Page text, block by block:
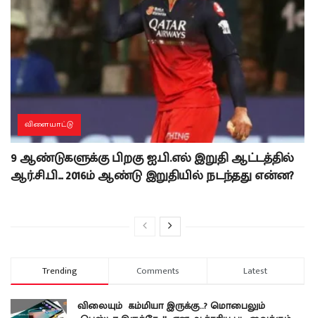
விளையாட்டு
9 ஆண்டுகளுக்கு பிறகு ஐ.பி.எல் இறுதி ஆட்டத்தில்
ஆர்.சி.பி… 2016ம் ஆண்டு இறுதியில் நடந்தது என்ன?
Trending Comments Latest
விலையும் கம்மியா இருக்கு..? மொபைலும்